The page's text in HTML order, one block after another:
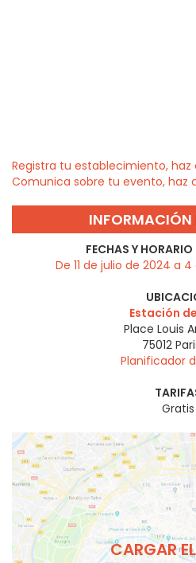
Registra tu establecimiento, haz
Comunica sobre tu evento, haz
FECHAS Y HORARIO
De 11 de julio de 2024 a
Estación
Place Louis
75012
Planificador
Gratis
CARGAR